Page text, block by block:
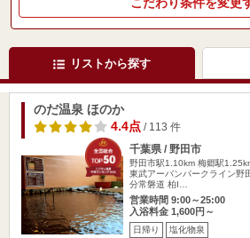
リストから探す
のだ温泉 ほのか
4.4点/ 113 件
千葉県 / 野田市
野田市駅1.10km 梅郷駅
東武アーバンパークライン野
分常磐道 柏I…
営業時間 9:00～25:00
入浴料金 1,600円～
日帰り 塩化物泉